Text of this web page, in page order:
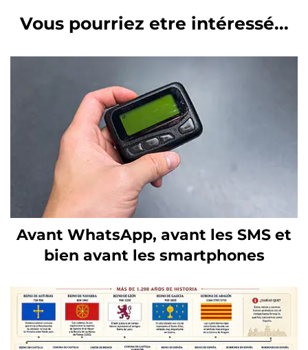
Vous pourriez etre intéressé...
Avant WhatsApp, avant les SMS et
bien avant les smartphones